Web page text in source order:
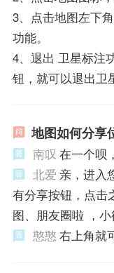
3、点击地图左下
功能。
4、退出 卫星标注
钮，就可以退出卫
地图如何分享
南叹 在一个呗
北爱 亲，进入
有分享按钮，点击
图、朋友圈啦 ，
憨憨 右上角就